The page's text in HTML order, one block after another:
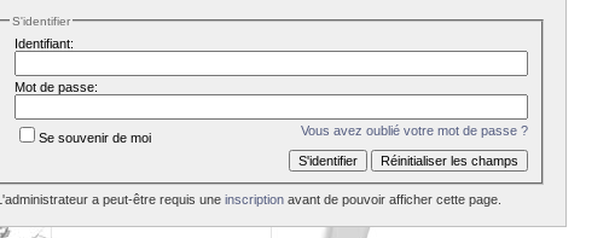
S'identifier
Identifiant:
Mot de passe:
Vous avez oublié votre mot de passe ?
Se souvenir de moi
a peut-être requis une inscription avant de pouvoir afficher cette page.